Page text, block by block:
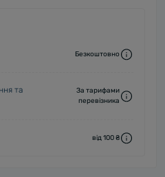
Безкоштовно
та
За тарифами
перевізника
від 100 ₴